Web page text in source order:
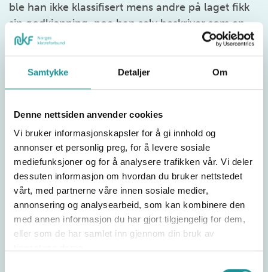
Samtykke Detaljer Om
Denne nettsiden anvender cookies
Vi bruker informasjonskapsler for å gi innhold og
annonser et personlig preg, for å levere sosiale
mediefunksjoner og for å analysere trafikken vår. Vi deler
dessuten informasjon om hvordan du bruker nettstedet
vårt, med partnerne våre innen sosiale medier,
annonsering og analysearbeid, som kan kombinere den
med annen informasjon du har gjort tilgjengelig for dem,
eller som de har samlet inn gjennom din bruk av
ble han ikke klassifisert mens andre på laget fikk
sin godkjenning, noe han selv beskriver som en
påkjenning. Nå er letttelsen stor:
og de andre ble det. Ganske lettet nå. Skal
forhåpentligvis gull!» sier Fredrik.
Han stilte umiddelbart i sin første internasjonale
konkurranse etter klassifiseringen, World
Climbing Para Series i Salt Lake City, der han
endte på 5. plass i RP3 og var nær å ta seg til
finalen.
Vi heier på Fredrik og gleder oss til å se hva han